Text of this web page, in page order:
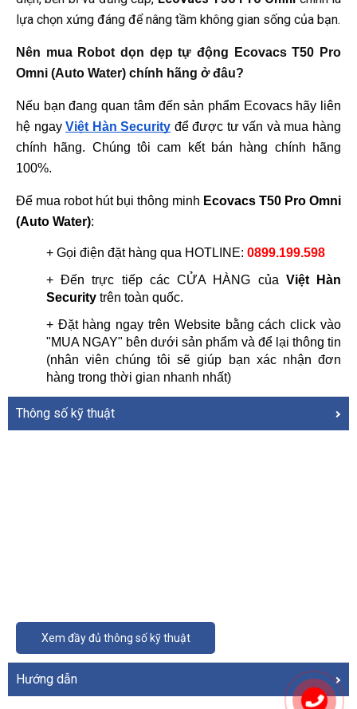
lựa chọn xứng đáng để nâng tầm không gian sống của bạn.
Nên mua Robot dọn dẹp tự động Ecovacs T50 Pro
Omni (Auto Water) chính hãng ở đâu?
Nếu bạn đang quan tâm đến sản phẩm Ecovacs hãy liên
hệ ngay Việt Hàn Security để được tư vấn và mua hàng
chính hãng. Chúng tôi cam kết bán hàng chính hãng
100%.
Để mua robot hút bụi thông minh
(Auto Water):
+ Gọi điện đặt hàng qua HOTLINE: 0899.199.598
+ Đến trực tiếp các CỬA HÀNG của Việt Hàn
Security trên toàn quốc.
+ Đặt hàng ngay trên Website bằng cách click vào
"MUA NGAY" bên dưới sản phẩm và để lại thông tin
(nhân viên chúng tôi sẽ giúp bạn xác nhận đơn
hàng trong thời gian nhanh nhất)
Thông số kỹ thuật
Xem đầy đủ thông số kỹ thuật
Hướng dẫn